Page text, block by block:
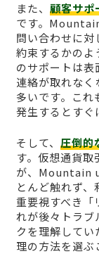
また、 顧客サポ
です。
問い合わせに対
約束するかのよ
のサポートは表
連絡が取れな
多いです。これ
発生するとすぐ
そして、 圧倒的
す。仮想通貨
が、Mountain
とんど触れず
重要視すべき「
れが後々トラブ
クを理解して
理の方法を選ぶ